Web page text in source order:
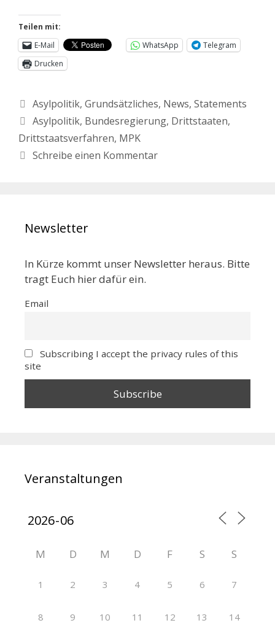
Teilen mit:
E-Mail
WhatsApp
Telegram
Drucken
Asylpolitik, Grundsätzliches, News, Statements
Asylpolitik, Bundesregierung, Drittstaaten,
Drittstaatsverfahren, MPK
Schreibe einen Kommentar
Newsletter
In Kürze kommt unser Newsletter heraus. Bitte
tragt Euch hier dafür ein.
Email
Subscribing I accept the privacy rules of this
site
Veranstaltungen
M D M D F S S
1 2 3 4 5 6 7
8 9 10 11 12 13 14